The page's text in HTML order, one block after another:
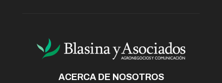
ACERCA DE NOSOTROS